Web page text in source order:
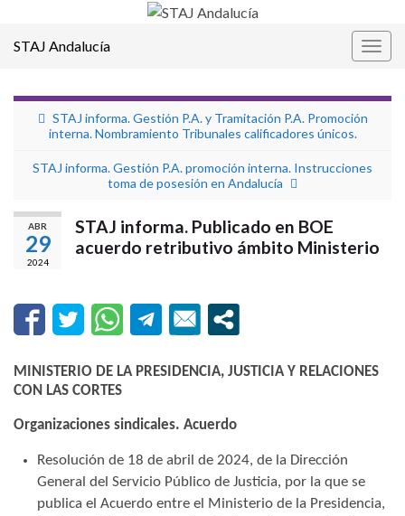
STAJ Andalucía
STAJ informa. Gestión P.A. y Tramitación P.A. Promoción
interna. Nombramiento Tribunales calificadores únicos.
STAJ informa. Gestión P.A. promoción interna. Instrucciones
toma de posesión en Andalucía
ABR
29
2024
STAJ informa. Publicado en BOE
acuerdo retributivo ámbito Ministerio
MINISTERIO DE LA PRESIDENCIA, JUSTICIA Y RELACIONES
CON LAS CORTES
Organizaciones sindicales. Acuerdo
Resolución de 18 de abril de 2024, de la Dirección
General del Servicio Público de Justicia, por la que se
publica el Acuerdo entre el Ministerio de la Presidencia,